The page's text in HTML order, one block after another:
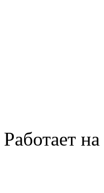
Работает на